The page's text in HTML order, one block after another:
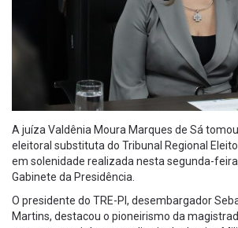
A juíza Valdênia Moura Marques de Sá
eleitoral substituta do Tribunal Regional
em solenidade realizada nesta segunda-
Gabinete da Presidência.
O presidente do TRE-PI, desembargador
Martins, destacou o pioneirismo da